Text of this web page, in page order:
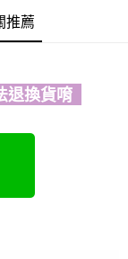
推薦
退換貨唷